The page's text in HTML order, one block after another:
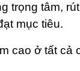
trọng tâm,
mục tiêu.
cao ở tất cả